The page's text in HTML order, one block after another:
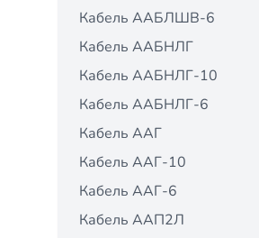
Кабель ААБЛШВ-6
Кабель ААБНЛГ
Кабель ААБНЛГ-10
Кабель ААБНЛГ-6
Кабель ААГ
Кабель ААГ-10
Кабель ААГ-6
Кабель ААП2Л